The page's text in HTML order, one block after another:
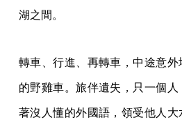
湖之間。
轉車、行進、再轉車，中途意
的野雞車。旅伴遺失，只一個
著沒人懂的外國語，領受他人